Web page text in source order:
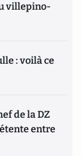
Radio Alfa,
villepino-
: voilà ce
de la DZ
entre